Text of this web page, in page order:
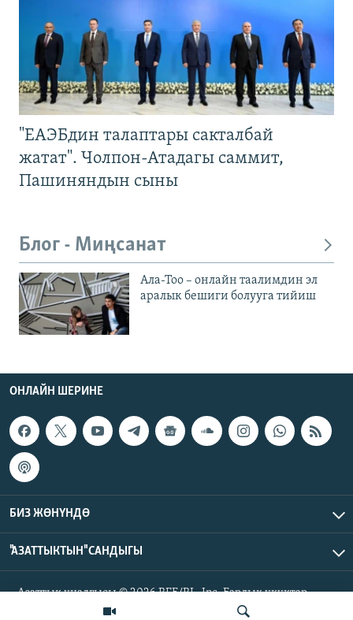
"ЕАЭБдин талаптары сакталбай
жатат". Чолпон-Атадагы саммит,
Пашиняндын сыны
Блог - Миңсанат
Ала-Тоо – онлайн таалимдин эл
аралык бешиги болууга тийиш
ОНЛАЙН ШЕРИНЕ
БИЗ ЖӨНҮНДӨ
"АЗАТТЫКТЫН" САНДЫГЫ
Азаттык үналгысы © 2026 RFE/RL, Inc. Бардык укуктар